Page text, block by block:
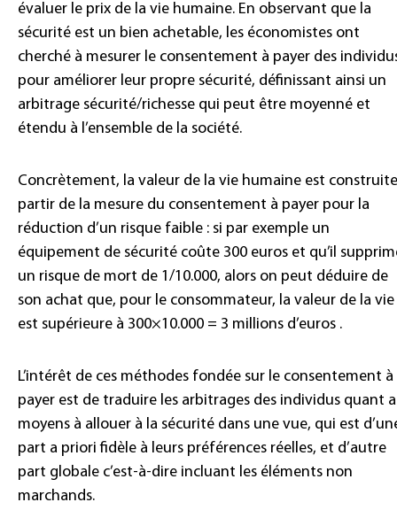
évaluer le prix de la vie humaine. En observant que la
sécurité est un bien achetable, les économistes ont
cherché à mesurer le consentement à payer des
pour améliorer leur propre sécurité, définissant ainsi un
arbitrage sécurité/richesse qui peut être moyenné et
étendu à l’ensemble de la société.
Concrètement, la valeur de la vie humaine est
partir de la mesure du consentement à payer pour la
réduction d’un risque faible : si par exemple un
équipement de sécurité coûte 300 euros et qu’il
un risque de mort de 1/10.000, alors on peut déduire de
son achat que, pour le consommateur, la valeur de la vie
est supérieure à 300×10.000 = 3 millions d’euros .
L’intérêt de ces méthodes fondée sur le consentement à
payer est de traduire les arbitrages des individus quant
moyens à allouer à la sécurité dans une vue, qui est
part a priori fidèle à leurs préférences réelles, et d’autre
part globale c’est-à-dire incluant les éléments non
marchands.